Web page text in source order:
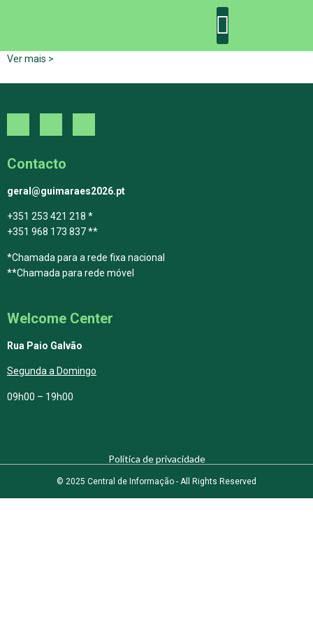
Ver mais >
Contacto
geral@guimaraes2026.pt
+351 253 421 218 *
+351 968 173 837 **
*Chamada para a rede fixa nacional
**Chamada para rede móvel
Welcome Center
Rua Paio Galvão
Segunda a Domingo
09h00 – 19h00
Política de privacidade
© 2025 Central de Informação - All Rights Reserved